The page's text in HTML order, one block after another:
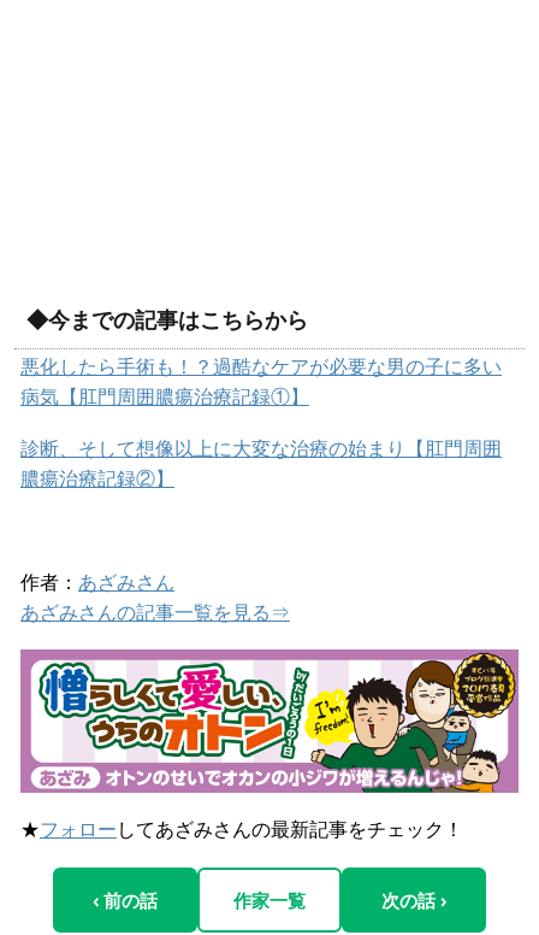
◆今までの記事はこちらから
悪化したら手術も！？過酷なケアが必要な男の子に多い
病気【肛門周囲膿瘍治療記録①】
診断、そして想像以上に大変な治療の始まり【肛門周囲
膿瘍治療記録②】
作者： あざみさん
あざみさんの記事一覧を見る⇒
★フォロー してあざみさんの最新記事をチェック！
‹ 前の話 作家一覧 次の話 ›